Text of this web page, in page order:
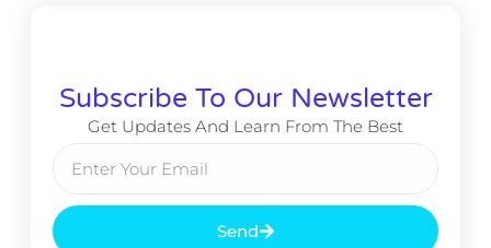
Subscribe To Our Newsletter
Get Updates And Learn From The Best
Send